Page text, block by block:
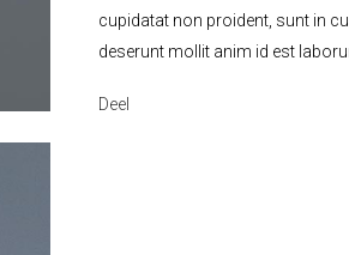
cupidatat non proident, sunt in
deserunt mollit anim id est
Deel